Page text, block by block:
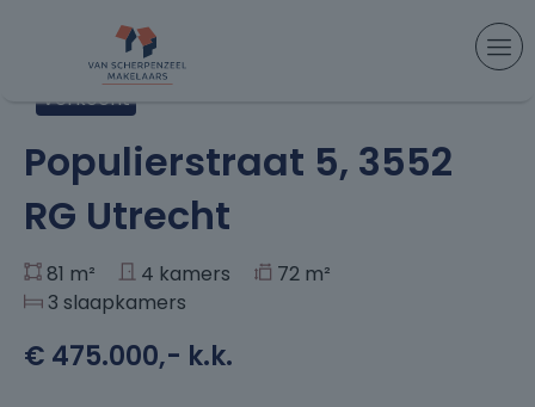
> Populierstraat 5, Utrecht
Verkocht
+36
Populierstraat 5, 3552
RG Utrecht
81 m² 4 kamers
72 m²
3 slaapkamers
€ 475.000,- k.k.